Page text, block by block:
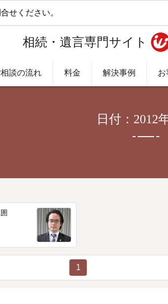
相続・遺言専門サイト
談の流れ 料金 解決事例 お
せください。
日付：2012
1